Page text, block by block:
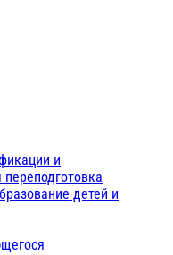
и
детей и